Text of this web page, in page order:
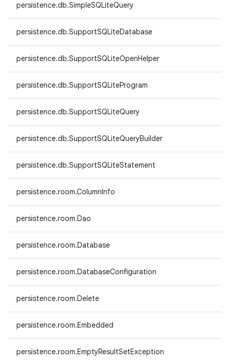
persistence.db.SimpleSQLiteQuery
persistence.db.SupportSQLiteDatabase
persistence.db.SupportSQLiteOpenHelper
persistence.db.SupportSQLiteProgram
persistence.db.SupportSQLiteQuery
persistence.db.SupportSQLiteQueryBuilder
persistence.db.SupportSQLiteStatement
persistence.room.ColumnInfo
persistence.room.Dao
persistence.room.Database
persistence.room.DatabaseConfiguration
persistence.room.Delete
persistence.room.Embedded
persistence.room.EmptyResultSetException